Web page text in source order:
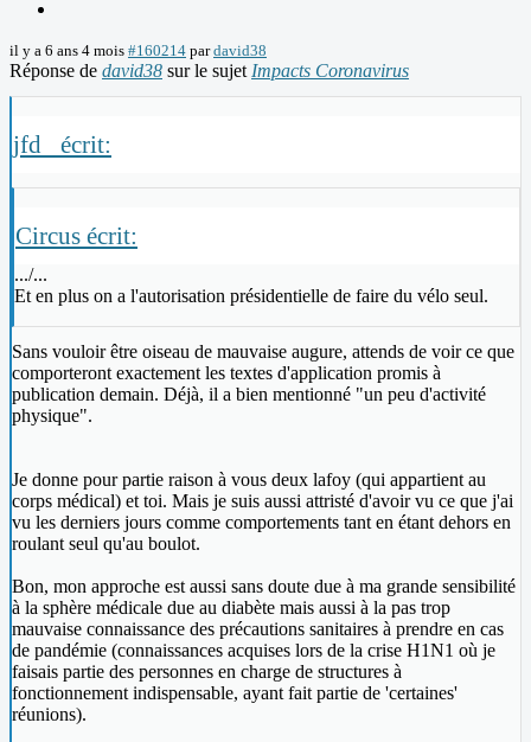
il y a 6 ans 4 mois #160214 pardavid38
Réponse de david38 sur le sujet Impacts Coronavirus
jfd_ écrit:
Circus écrit:
.../...
Et en plus on a l'autorisation présidentielle de faire du vélo seul.
Sans vouloir être oiseau de mauvaise augure, attends de voir ce que
comporteront exactement les textes d'application promis à
publication demain. Déjà, il a bien mentionné "un peu d'activité
physique".
Je donne pour partie raison à vous deux lafoy (qui appartient au
corps médical) et toi. Mais je suis aussi attristé d'avoir vu ce que j'ai
vu les derniers jours comme comportements tant en étant dehors en
roulant seul qu'au boulot.
Bon, mon approche est aussi sans doute due à ma grande sensibilité
à la sphère médicale due au diabète mais aussi à la pas trop
mauvaise connaissance des précautions sanitaires à prendre en cas
de pandémie (connaissances acquises lors de la crise H1N1 où je
faisais partie des personnes en charge de structures à
fonctionnement indispensable, ayant fait partie de 'certaines'
réunions).